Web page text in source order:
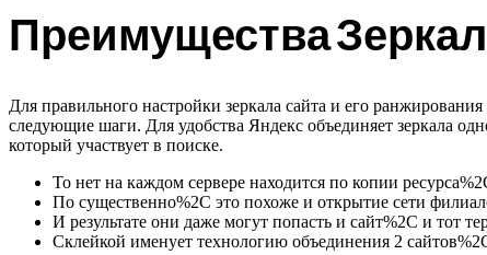
Преимущества
Для правильного настройки зеркала сайта и его
следующие шаги. Для удобства Яндекс объединяет зеркала
который участвует в поиске.
То нет на каждом сервере находится по копии
По существенно%2C это похоже и открытие сети
И результате они даже могут попасть и сайт%2C и тот
Склейкой именует технологию объединения 2